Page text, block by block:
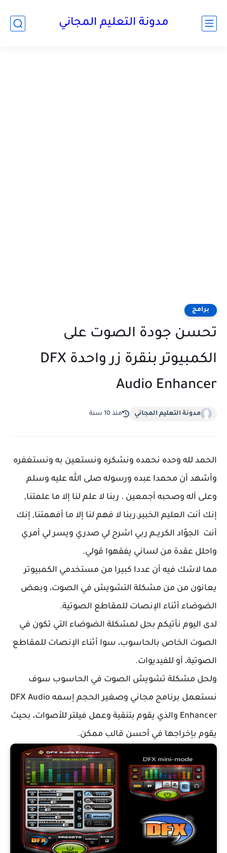
مدونة التعليم المجاني
برامج
تحسن جودة الصوت على
الكمبيوتر بنقرة زر واحدة DFX
Audio Enhancer
مدونة التعليم المجاني منذ 10 سنة
الحمد لله وحده نحمده ونشكره ونستعين به ونستغفره
وأشهد أن محمدا عبده ورسوله صلى الله عليه وسلم
وعلى آله وصحبه أجمعين . ربنا لا علم لنا إلا ما علمتنا,
إنك أنت العليم الخبير.ربنا لا فهم لنا إلا ما أفهمتنا, إنك
أنت الجوّاد الكريــم ربي اشرح لي صدري ويسر لي أمري
واحلل عقدة من لساني يفقهوا قولي.
مما لاشك فيه أن عددا كبيرا من مستخدمي الكمبيوتر
يعانون من من مشكلة التشويش في الصوت، وبعض
الضوضاء أثناء الإنصات للمقاطع الصوتية.
لدى اليوم نأتيكم بحل لمشكلة الضوضاء التي تكون في
الصوت الخاص بالحاسوب، سوا أثناء الإنصات للمقاطع
الصوتية، أو للفيديوات.
ولحل مشكلة تشويش الصوت في الحاسوب سوف
نستعمل برنامج مجاني وصغير الحجم إسمه DFX Audio
Enhancer والذي يقوم بتنقية وعمل فيلتر للأصوات، بحيث
يقوم بإخراجها في أحسن قالب ممكن.